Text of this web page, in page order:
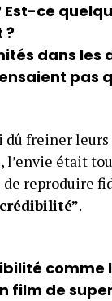
Est-ce
?
dans les
pas
freiner
était
de reproduire
.
comme
film de